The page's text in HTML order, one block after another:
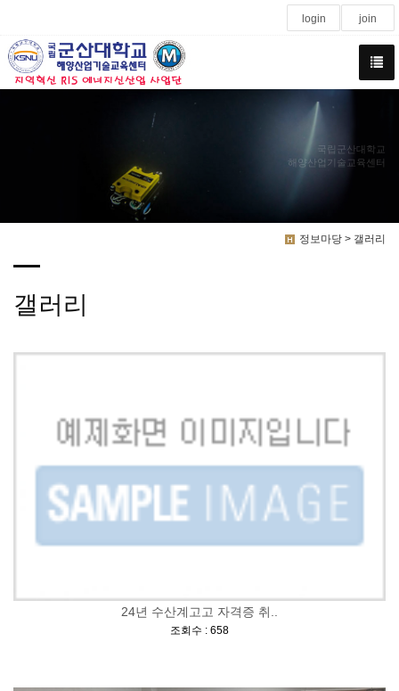
login join
국립군산대학교
해양산업기술교육센터
정보마당 > 갤러리
갤러리
24년 수산계고고 자격증 취..
조회수 : 658